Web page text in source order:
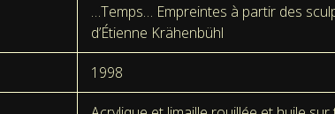
…Temps… Empreintes à partir des
d’Étienne Krähenbühl
1998